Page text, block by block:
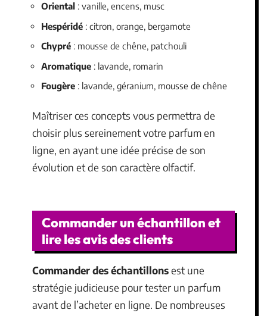
Oriental : vanille, encens, musc
Hespéridé : citron, orange, bergamote
Chypré : mousse de chêne, patchouli
Aromatique : lavande, romarin
Fougère : lavande, géranium, mousse de chêne
Maîtriser ces concepts vous permettra de
choisir plus sereinement votre parfum en
ligne, en ayant une idée précise de son
évolution et de son caractère olfactif.
Commander un échantillon et
lire les avis des clients
Commander des échantillonsest une
stratégie judicieuse pour tester un parfum
avant de l’acheter en ligne. De nombreuses